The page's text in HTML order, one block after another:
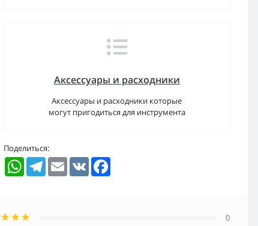
Аксессуары и расходники
Аксессуары и расходники которые
могут пригодиться для инструмента
Поделиться:
WhatsAppTelegramEmail VK
0